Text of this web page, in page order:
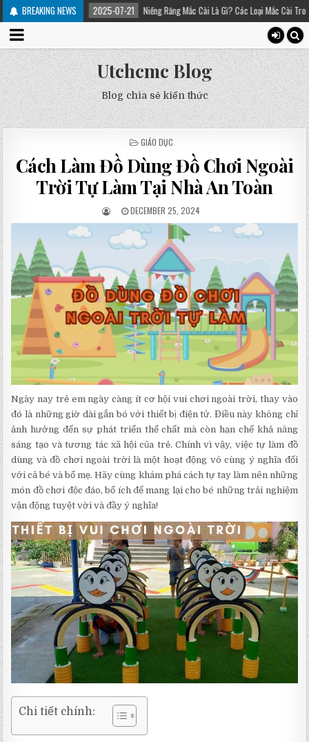
BREAKING NEWS
2025-07-21 Niềng Răng Mắc Cài Là Gì? Các Loại Mắc Cài Trong Niềng Răng
Utchcmc Blog
Blog chia sẻ kiến thức
POSTED
GIÁO DỤC
Cách Làm Đồ Dùng Đồ Chơi Ngoài
Trời Tự Làm Tại Nhà An Toàn
DECEMBER 25, 2024
Ngày nay trẻ em ngày càng ít cơ hội vui chơi ngoài trời, thay vào
đó là những giờ dài gắn bó với thiết bị điện tử. Điều này không chỉ
ảnh hưởng đến sự phát triển thể chất mà còn hạn chế khả năng
sáng tạo và tương tác xã hội của trẻ. Chính vì vậy, việc tự làm đồ
dùng và đồ chơi ngoài trời là một hoạt động vô cùng ý nghĩa đối
với cả bé và bố mẹ. Hãy cùng khám phá cách tự tay làm nên những
món đồ chơi độc đáo, bổ ích để mang lại cho bé những trải nghiệm
vận động tuyệt vời và đầy ý nghĩa!
Chi tiết chính: